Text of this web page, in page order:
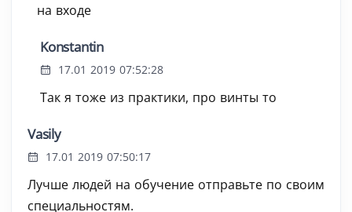
на входе
Konstantin
17.01 2019 07:52:28
Так я тоже из практики, про винты то
Vasily
17.01 2019 07:50:17
Лучше людей на обучение отправьте по своим
специальностям.